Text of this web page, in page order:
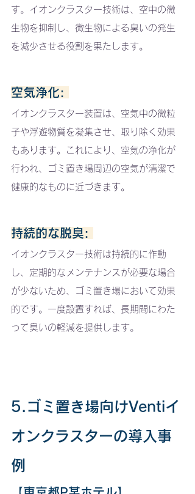
す。イオンクラスター技術は、空中の微
生物を抑制し、微生物による臭いの発生
を減少させる役割を果たします。
空気浄化:
イオンクラスター装置は、空気中の微粒
子や浮遊物質を凝集させ、取り除く効果
もあります。これにより、空気の浄化が
行われ、ゴミ置き場周辺の空気が清潔で
健康的なものに近づきます。
持続的な脱臭:
イオンクラスター技術は持続的に作動
し、定期的なメンテナンスが必要な場合
が少ないため、ゴミ置き場において効果
的です。一度設置すれば、長期間にわた
って臭いの軽減を提供します。
5.ゴミ置き場向けVentiイ
オンクラスターの導入事
例